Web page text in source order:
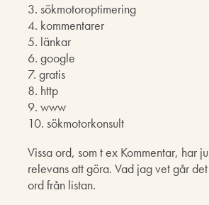
3. sökmotoroptimering
4. kommentarer
5. länkar
6. google
7. gratis
8. http
9. www
10. sökmotorkonsult
Vissa ord, som t ex Kommentar, har
relevans att göra. Vad jag vet går
ord från listan.